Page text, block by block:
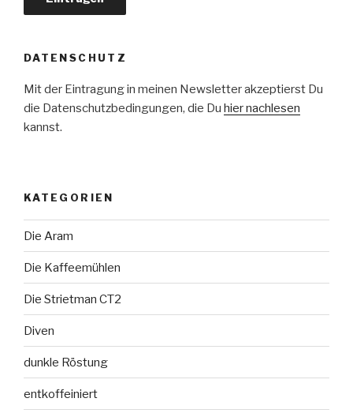
DATENSCHUTZ
Mit der Eintragung in meinen Newsletter akzeptierst Du
die Datenschutzbedingungen, die Du hier nachlesen
kannst.
KATEGORIEN
Die Aram
Die Kaffeemühlen
Die Strietman CT2
Diven
dunkle Röstung
entkoffeiniert